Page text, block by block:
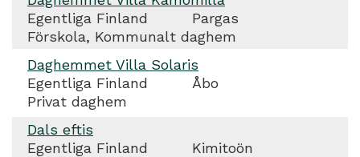
Egentliga Finland
Pargas
Förskola, Kommunalt daghem
Daghemmet Villa Solaris
Egentliga Finland
Åbo
Privat daghem
Dals eftis
Egentliga Finland
Kimitoön